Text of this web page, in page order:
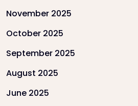
November 2025
October 2025
September 2025
August 2025
June 2025